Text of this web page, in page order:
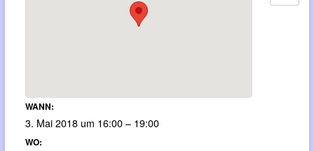
WANN:
3. Mai 2018 um 16:00 – 19:00
WO: